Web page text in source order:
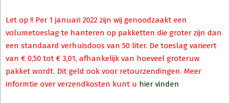
Let op !! Per 1 januari 2022 zijn wij genoodzaakt een
volumetoeslag te hanteren op pakketten die groter zijn dan
een standaard verhuisdoos van 50 liter. De toeslag varieert
van € 0,50 tot € 3,01, afhankelijk van hoeveel groteruw
pakket wordt. Dit geld ook voor retourzendingen. Meer
informtie over verzendkosten kunt u hier vinden